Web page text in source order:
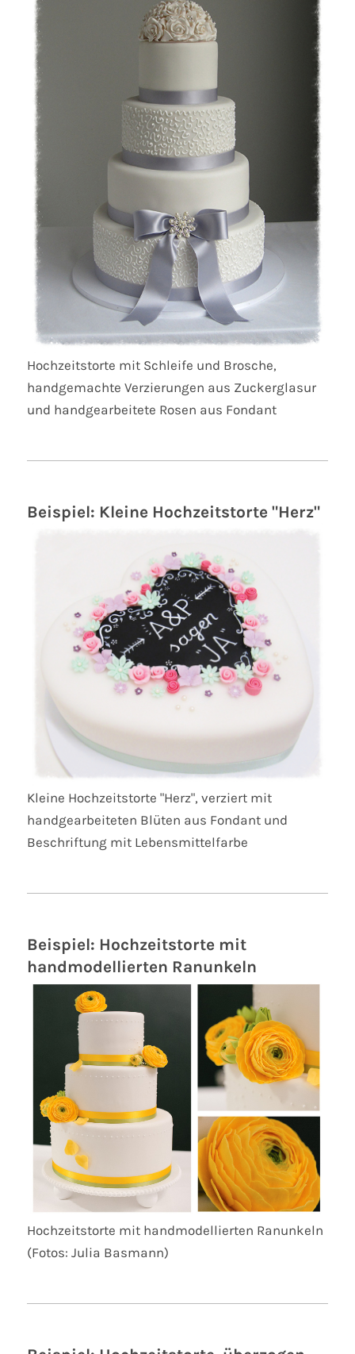
Hochzeitstorte mit Schleife und Brosche,
handgemachte Verzierungen aus Zuckerglasur
und handgearbeitete Rosen aus Fondant
Beispiel: Kleine Hochzeitstorte "Herz"
Kleine Hochzeitstorte "Herz", verziert mit
handgearbeiteten Blüten aus Fondant und
Beschriftung mit Lebensmittelfarbe
Beispiel: Hochzeitstorte mit
handmodellierten Ranunkeln
Hochzeitstorte mit handmodellierten Ranunkeln
(Fotos: Julia Basmann)